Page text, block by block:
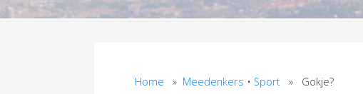
Home » Meedenkers • Sport » Gokje?